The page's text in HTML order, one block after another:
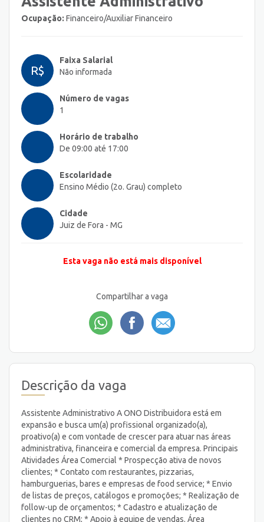
Ocupação: Financeiro/Auxiliar Financeiro
R$
Faixa Salarial
Não informada
Número de vagas
1
Horário de trabalho
De 09:00 até 17:00
Escolaridade
Ensino Médio (2o. Grau) completo
Cidade
Juiz de Fora - MG
Esta vaga não está mais disponível
Compartilhar a vaga
Descrição da vaga
Assistente Administrativo A ONO Distribuidora está em
expansão e busca um(a) profissional organizado(a),
proativo(a) e com vontade de crescer para atuar nas áreas
administrativa, financeira e comercial da empresa. Principais
Atividades Área Comercial * Prospecção ativa de novos
clientes; * Contato com restaurantes, pizzarias,
hamburguerias, bares e empresas de food service; * Envio
de listas de preços, catálogos e promoções; * Realização de
follow-up de orçamentos; * Cadastro e atualização de
clientes no CRM; * Apoio à equipe de vendas. Área